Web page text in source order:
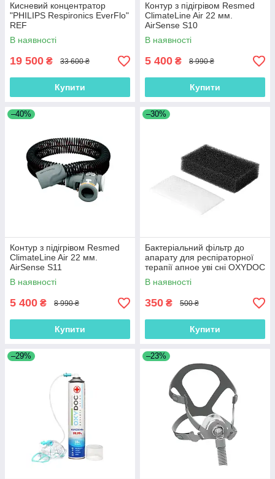
Кисневий концентратор
"PHILIPS Respironics EverFlo"
REF
В наявності
19 500 ₴ 33 600 ₴
Купити
Контур з підігрівом Resmed
ClimateLine Air 22 мм.
AirSense S10
В наявності
5 400 ₴ 8 990 ₴
Купити
–40%
Контур з підігрівом Resmed
ClimateLine Air 22 мм.
AirSense S11
В наявності
5 400 ₴ 8 990 ₴
Купити
–30%
Бактеріальний фільтр до
апарату для респіраторної
терапії апное уві сні OXYDOC
(4 шт в наборі)
В наявності
350 ₴ 500 ₴
Купити
–29% –23%